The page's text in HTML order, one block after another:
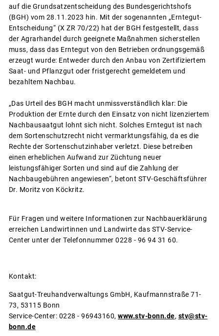
auf die Grundsatzentscheidung des Bundesgerichtshofs
(BGH) vom 28.11.2023 hin. Mit der sogenannten „Erntegut-
Entscheidung“ (X ZR 70/22) hat der BGH festgestellt, dass
der Agrarhandel durch geeignete Maßnahmen sicherstellen
muss, dass das Erntegut von den Betrieben ordnungsgemäß
erzeugt wurde: Entweder durch den Anbau von Zertifiziertem
Saat- und Pflanzgut oder fristgerecht gemeldetem und
bezahltem Nachbau.
„Das Urteil des BGH macht unmissverständlich klar: Die
Produktion der Ernte durch den Einsatz von nicht lizenziertem
Nachbausaatgut lohnt sich nicht. Solches Erntegut ist nach
dem Sortenschutzrecht nicht vermarktungsfähig, da es die
Rechte der Sortenschutzinhaber verletzt. Diese betreiben
einen erheblichen Aufwand zur Züchtung neuer
leistungsfähiger Sorten und sind auf die Zahlung der
Nachbaugebühren angewiesen“, betont STV-Geschäftsführer
Dr. Moritz von Köckritz.
Für Fragen und weitere Informationen zur Nachbauerklärung
erreichen Landwirtinnen und Landwirte das STV-Service-
Center unter der Telefonnummer 0228 - 96 94 31 60.
Kontakt:
Saatgut-Treuhandverwaltungs GmbH, Kaufmannstraße 71-
73, 53115 Bonn
Service-Center: 0228 - 96943160, www.stv-bonn.de, stv@stv-
bonn.de